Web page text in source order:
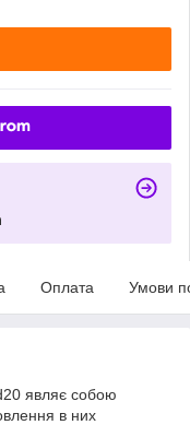
Оплата Умови
являє собою
в них